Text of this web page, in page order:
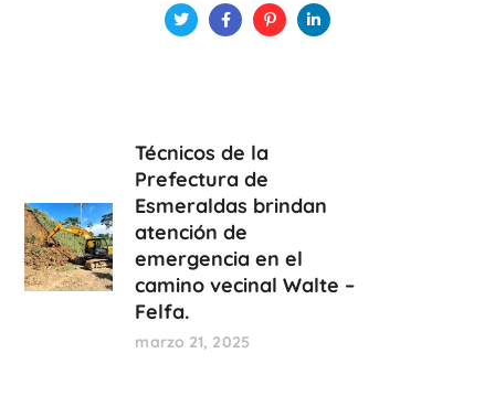
Técnicos de la
Prefectura de
Esmeraldas brindan
atención de
emergencia en el
camino vecinal Walte –
Felfa.
marzo 21, 2025